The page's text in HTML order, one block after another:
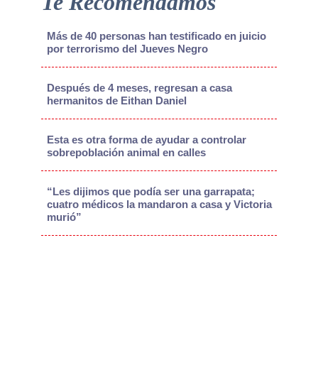
Más de 40 personas han testificado en juicio
por terrorismo del Jueves Negro
Después de 4 meses, regresan a casa
hermanitos de Eithan Daniel
Esta es otra forma de ayudar a controlar
sobrepoblación animal en calles
“Les dijimos que podía ser una garrapata;
cuatro médicos la mandaron a casa y Victoria
murió”